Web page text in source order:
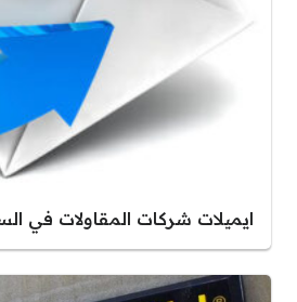
ايميلات شركات المقاولات في